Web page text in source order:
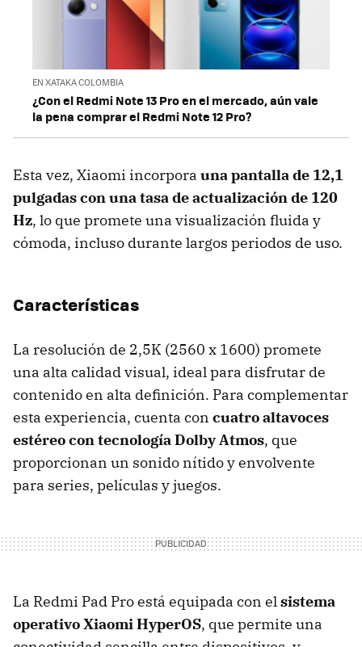
EN XATAKA COLOMBIA
¿Con el Redmi Note 13 Pro en el mercado, aún vale
la pena comprar el Redmi Note 12 Pro?
Esta vez, Xiaomi incorpora una pantalla de 12,1
pulgadas con una tasa de actualización de 120
Hz, lo que promete una visualización fluida y
cómoda, incluso durante largos periodos de uso.
Características
La resolución de 2,5K (2560 x 1600) promete
una alta calidad visual, ideal para disfrutar de
contenido en alta definición. Para complementar
esta experiencia, cuenta con cuatro altavoces
estéreo con tecnología Dolby Atmos, que
proporcionan un sonido nítido y envolvente
para series, películas y juegos.
La Redmi Pad Pro está equipada con elsistema
operativo Xiaomi HyperOS, que permite una